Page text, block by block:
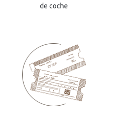
de coche